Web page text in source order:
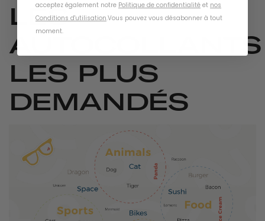
LES
AUTOCOLLANTS
LES PLUS
DEMANDÉS
acceptez également notre Politique de confidentialité et nos
Conditions d'utilisation.Vous pouvez vous désabonner à tout
moment.